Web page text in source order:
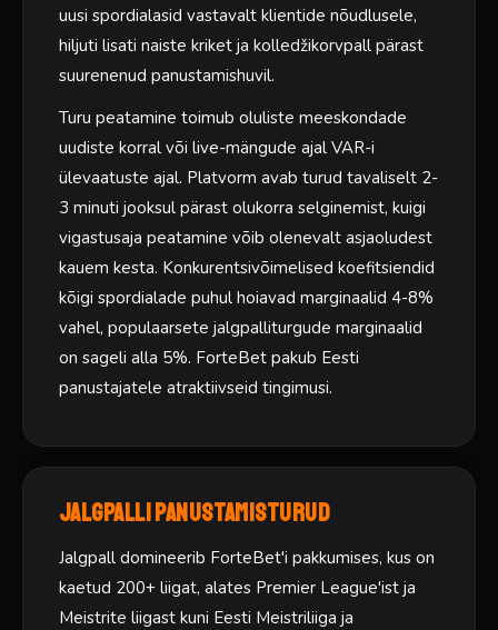
uusi spordialasid vastavalt klientide nõudlusele,
hiljuti lisati naiste kriket ja kolledžikorvpall pärast
suurenenud panustamishuvil.
Turu peatamine toimub oluliste meeskondade
uudiste korral või live-mängude ajal VAR-i
ülevaatuste ajal. Platvorm avab turud tavaliselt 2-
3 minuti jooksul pärast olukorra selginemist, kuigi
vigastusaja peatamine võib olenevalt asjaoludest
kauem kesta. Konkurentsivõimelised koefitsiendid
kõigi spordialade puhul hoiavad marginaalid 4-8%
vahel, populaarsete jalgpalliturgude marginaalid
on sageli alla 5%. ForteBet pakub Eesti
panustajatele atraktiivseid tingimusi.
Jalgpalli panustamisturud
Jalgpall domineerib ForteBet'i pakkumises, kus on
kaetud 200+ liigat, alates Premier League'ist ja
Meistrite liigast kuni Eesti Meistriliiga ja